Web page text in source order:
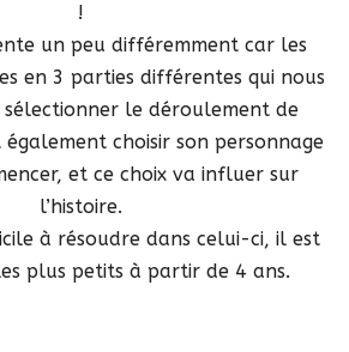
!
un peu différemment car les
en 3 parties différentes qui nous
le déroulement de
également choisir son personnage
et ce choix va influer sur
l’histoire.
à résoudre dans celui-ci, il est
plus petits à partir de 4 ans.